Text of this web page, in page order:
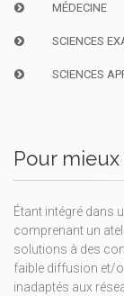
MÉDECINE
SCIENCES
SCIENCES
Pour
Étant intégré dans
comprenant un
solutions à des
faible diffusion et/
inadaptés aux